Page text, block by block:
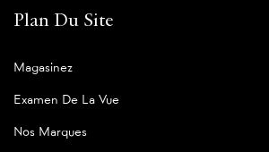
Plan Du Site
Magasinez
Examen De La Vue
Nos Marques